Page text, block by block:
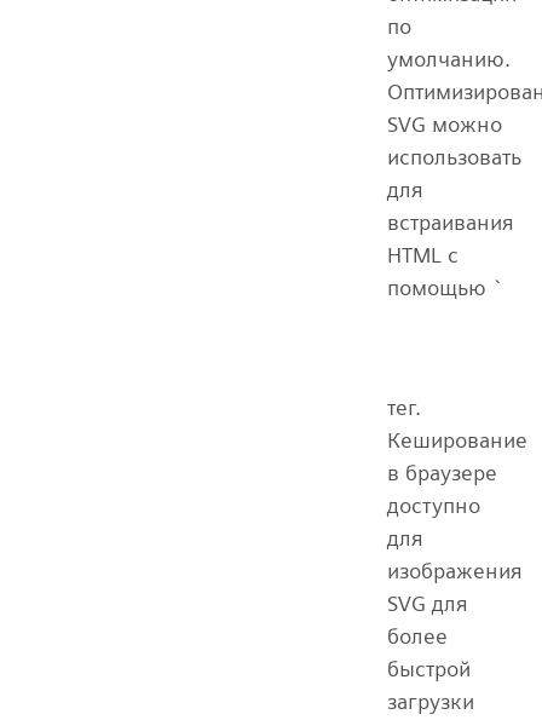
по
умолчанию.
SVG можно
использовать
для
встраивания
HTML с
помощью `
тег.
Кеширование
в браузере
доступно
для
изображения
SVG для
более
быстрой
загрузки